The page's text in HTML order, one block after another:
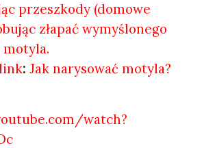
przeszkody (domowe
złapać wymyślonego
:Jak narysować motyla?
watch?